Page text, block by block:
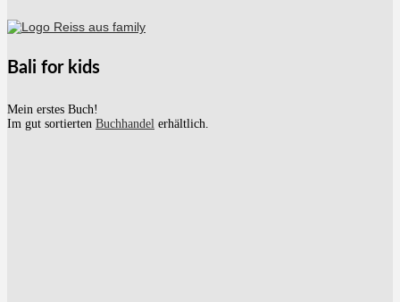
Bali for kids
Mein erstes Buch!
Im gut sortierten Buchhandel erhältlich.